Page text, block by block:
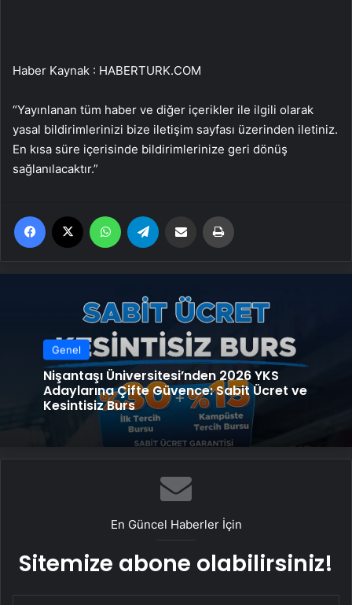
Haber Kaynak : HABERTURK.COM
“Yayınlanan tüm haber ve diğer içerikler ile ilgili olarak
yasal bildirimlerinizi bize iletişim sayfası üzerinden iletiniz.
En kısa süre içerisinde bildirimlerinize geri dönüş
sağlanılacaktır.”
Facebook WhatsApp Email'den paylaş
Genel
Nişantaşı Üniversitesi’nden 2026 YKS
Adaylarına Çifte Güvence: Sabit Ücret ve
Kesintisiz Burs
En Güncel Haberler İçin
Sitemize abone olabilirsiniz!